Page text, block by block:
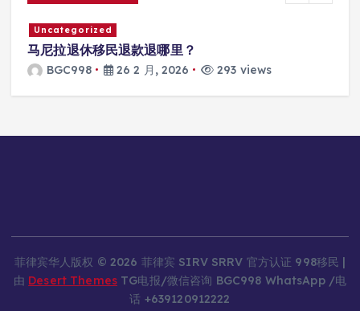
Uncategorized
马尼拉退休移民退款退哪里？
BGC998 26 2 月, 2026 293 views
菲律宾华人版权 © 2026 菲律宾 SIRV SRRV 官方认证 998移民 |
由 Desert Themes TG电报/微信咨询 BGC998 WhatsApp /电
话 +639120912222